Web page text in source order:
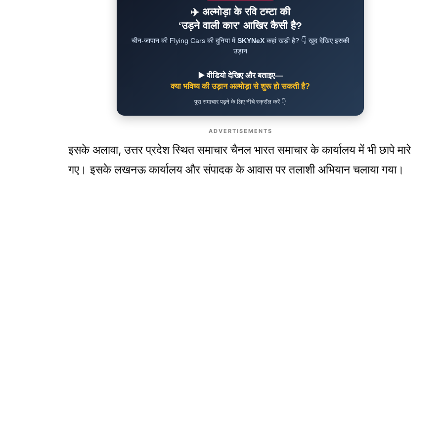
✈️ अल्मोड़ा के रवि टम्टा की
‘उड़ने वाली कार’ आखिर कैसी है?
चीन-जापान की Flying Cars की दुनिया मेंSKYNeX कहां खड़ी है? 👇 खुद देखिए इसकी
उड़ान
▶️ वीडियो देखिए और बताइए—
क्या भविष्य की उड़ान अल्मोड़ा से शुरू हो सकती है?
पूरा समाचार पढ़ने के लिए नीचे स्क्रॉल करें 👇
ADVERTISEMENTS
इसके अलावा, उत्तर प्रदेश स्थित समाचार चैनल भारत समाचार के कार्यालय में भी छापे मारे
गए। इसके लखनऊ कार्यालय और संपादक के आवास पर तलाशी अभियान चलाया गया।